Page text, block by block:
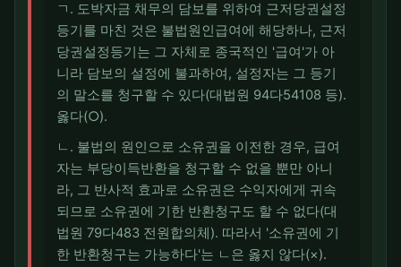
ㄱ. 도박자금 채무의 담보를 위하여 근저당권설정
등기를 마친 것은 불법원인급여에 해당하나, 근저
당권설정등기는 그 자체로 종국적인 '급여'가 아
니라 담보의 설정에 불과하여, 설정자는 그 등기
의 말소를 청구할 수 있다(대법원 94다54108 등).
옳다(○).
ㄴ. 불법의 원인으로 소유권을 이전한 경우, 급여
자는 부당이득반환을 청구할 수 없을 뿐만 아니
라, 그 반사적 효과로 소유권은 수익자에게 귀속
되므로 소유권에 기한 반환청구도 할 수 없다(대
법원 79다483 전원합의체). 따라서 '소유권에 기
한 반환청구는 가능하다'는 ㄴ은 옳지 않다(×).